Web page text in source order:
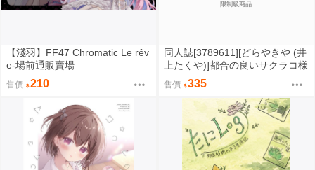
【淺羽】FF47 Chromatic Le rêv
e-場前通販賣場
售價 210
限制級商品
同人誌[3789611][どらやきや (井
上たくや)]都合の良いサクラコ様
本 (蔚藍檔案)
售價 335